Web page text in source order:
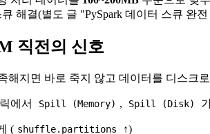
해결(별도 글 "PySpark 데이터 스큐 완
직전의 신호
해지면 바로 죽지 않고 데이터를 디스크
에서 Spill (Memory) , Spill (Disk)
( shuffle.partitions
↑)